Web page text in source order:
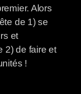
Alors
de 1) se
et
2) de faire et
!